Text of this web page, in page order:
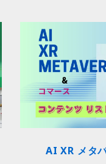
AI XR メタ